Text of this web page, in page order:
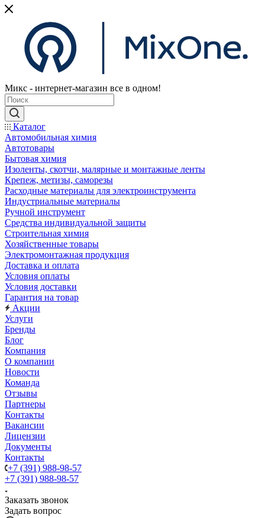
Микс - интернет-магазин все в одном!
Каталог
Автомобильная химия
Автотовары
Бытовая химия
Изоленты, скотчи, малярные и монтажные ленты
Крепеж, метизы, саморезы
Расходные материалы для электроинструмента
Индустриальные материалы
Ручной инструмент
Средства индивидуальной защиты
Строительная химия
Хозяйственные товары
Электромонтажная продукция
Доставка и оплата
Условия оплаты
Условия доставки
Гарантия на товар
Акции
Услуги
Бренды
Блог
Компания
О компании
Новости
Команда
Отзывы
Партнеры
Контакты
Вакансии
Лицензии
Документы
Контакты
+7 (391) 988-98-57
+7 (391) 988-98-57
Заказать звонок
Задать вопрос